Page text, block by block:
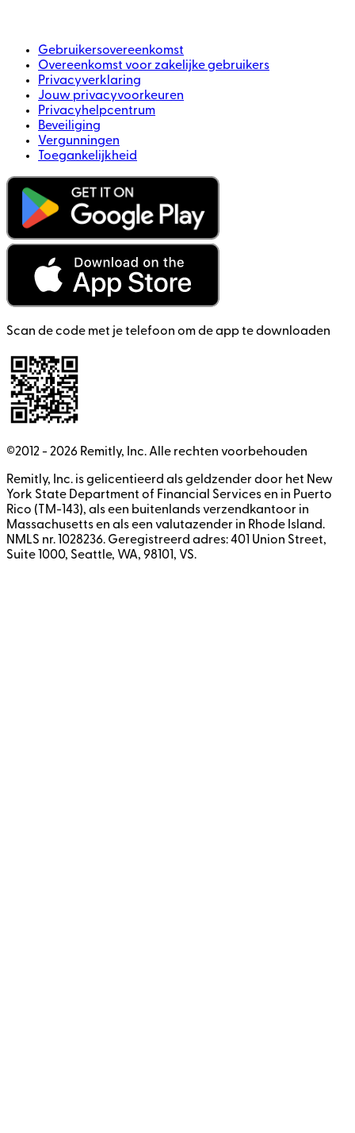
Gebruikersovereenkomst
Overeenkomst voor zakelijke gebruikers
Privacyverklaring
Jouw privacyvoorkeuren
Privacyhelpcentrum
Beveiliging
Vergunningen
Toegankelijkheid
Scan de code met je telefoon om de app te downloaden
©2012 - 2026 Remitly, Inc. Alle rechten voorbehouden
Remitly, Inc. is gelicentieerd als geldzender door het New
York State Department of Financial Services en in Puerto
Rico (TM-143), als een buitenlands verzendkantoor in
Massachusetts en als een valutazender in Rhode Island.
NMLS nr. 1028236. Geregistreerd adres: 401 Union Street,
Suite 1000, Seattle, WA, 98101, VS.